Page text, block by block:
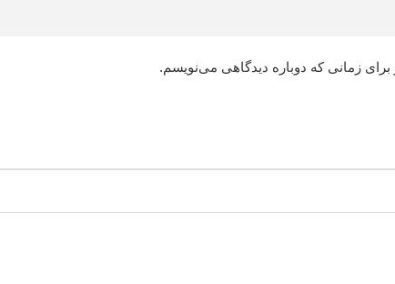
زمانی که دوباره دیدگاهی می‌نویسم.